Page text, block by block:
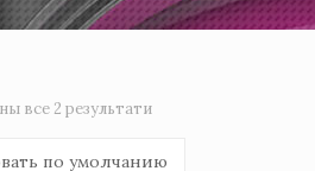
все 2 результати